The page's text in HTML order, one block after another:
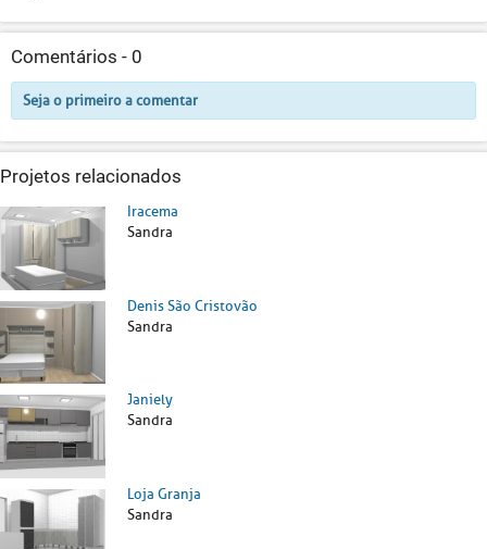
Comentários - 0
Seja o primeiro a comentar
Projetos relacionados
Iracema
Sandra
Denis São Cristovão
Sandra
Janiely
Sandra
Loja Granja
Sandra